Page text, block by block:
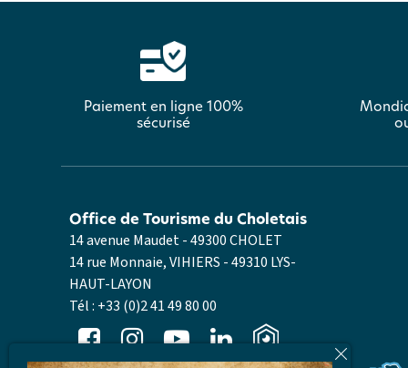
Paiement en ligne 100%
sécurisé
14 avenue Maudet - 49300 CHOLET
14 rue Monnaie, VIHIERS - 49310 LYS-
HAUT-LAYON
Tél : +33 (0)2 41 49 80 00
Office de Tourisme du Choletais